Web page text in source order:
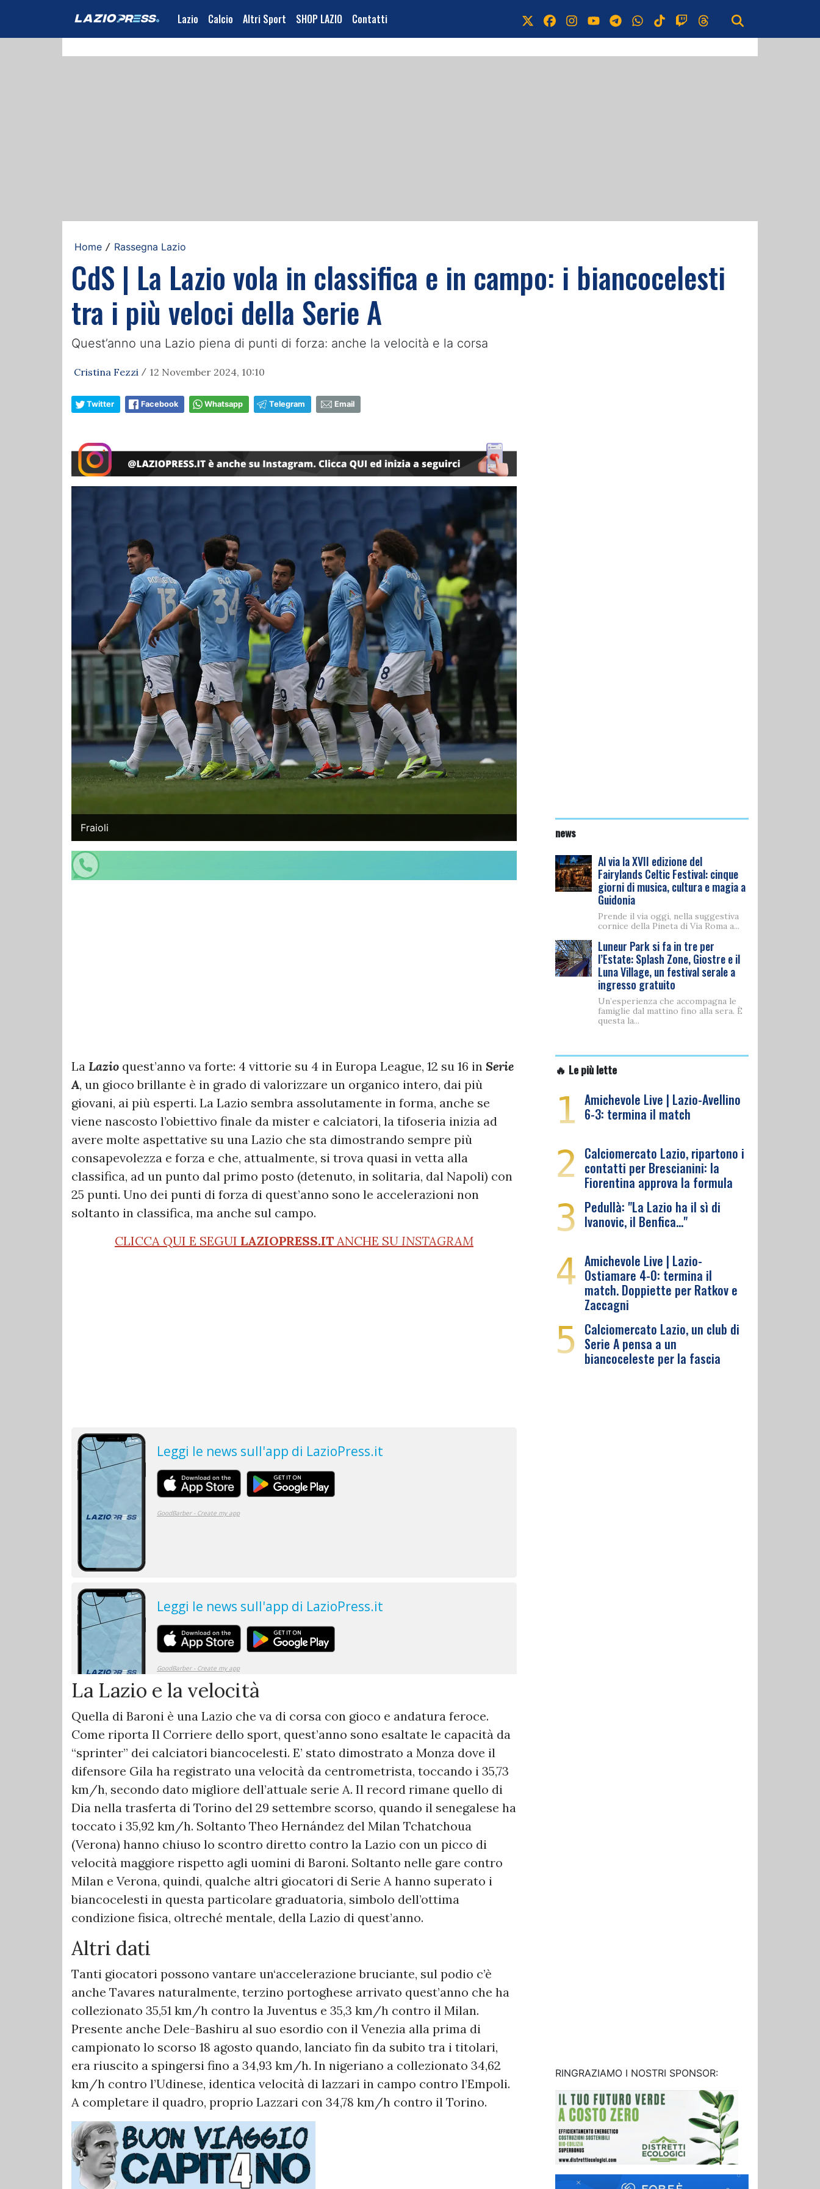
Lazio Calcio Altri Sport SHOP LAZIO Contatti
Home / Rassegna Lazio
CdS | La Lazio vola in classifica e in campo: i biancocelesti
tra i più veloci della Serie A
Quest’anno una Lazio piena di punti di forza: anche la velocità e la corsa
Cristina Fezzi / 12 November 2024, 10:10
Twitter Facebook Whatsapp Telegram Email
Fraioli
La Lazio quest’anno va forte: 4 vittorie su 4 in Europa League, 12 su 16 in Serie
A, un gioco brillante è in grado di valorizzare un organico intero, dai più
giovani, ai più esperti. La Lazio sembra assolutamente in forma, anche se
viene nascosto l’obiettivo finale da mister e calciatori, la tifoseria inizia ad
avere molte aspettative su una Lazio che sta dimostrando sempre più
consapevolezza e forza e che, attualmente, si trova quasi in vetta alla
classifica, ad un punto dal primo posto (detenuto, in solitaria, dal Napoli) con
25 punti. Uno dei punti di forza di quest’anno sono le accelerazioni non
soltanto in classifica, ma anche sul campo.
CLICCA QUI E SEGUI LAZIOPRESS.IT ANCHE SU INSTAGRAM
La Lazio e la velocità
Quella di Baroni è una Lazio che va di corsa con gioco e andatura feroce.
Come riporta Il Corriere dello sport, quest’anno sono esaltate le capacità da
“sprinter” dei calciatori biancocelesti. E’ stato dimostrato a Monza dove il
difensore Gila ha registrato una velocità da centrometrista, toccando i 35,73
km/h, secondo dato migliore dell’attuale serie A. Il record rimane quello di
Dia nella trasferta di Torino del 29 settembre scorso, quando il senegalese ha
toccato i 35,92 km/h. Soltanto Theo Hernández del Milan Tchatchoua
(Verona) hanno chiuso lo scontro diretto contro la Lazio con un picco di
velocità maggiore rispetto agli uomini di Baroni. Soltanto nelle gare contro
Milan e Verona, quindi, qualche altri giocatori di Serie A hanno superato i
biancocelesti in questa particolare graduatoria, simbolo dell’ottima
condizione fisica, oltreché mentale, della Lazio di quest’anno.
Altri dati
Tanti giocatori possono vantare un‘accelerazione bruciante, sul podio c’è
anche Tavares naturalmente, terzino portoghese arrivato quest’anno che ha
collezionato 35,51 km/h contro la Juventus e 35,3 km/h contro il Milan.
Presente anche Dele-Bashiru al suo esordio con il Venezia alla prima di
campionato lo scorso 18 agosto quando, lanciato fin da subito tra i titolari,
era riuscito a spingersi fino a 34,93 km/h. In nigeriano a collezionato 34,62
km/h contro l’Udinese, identica velocità di lazzari in campo contro l’Empoli.
A completare il quadro, proprio Lazzari con 34,78 km/h contro il Torino.
news
Al via la XVII edizione del
Fairylands Celtic Festival: cinque
giorni di musica, cultura e magia a
Guidonia
Prende il via oggi, nella suggestiva
cornice della Pineta di Via Roma a...
Luneur Park si fa in tre per
l’Estate: Splash Zone, Giostre e il
Luna Village, un festival serale a
ingresso gratuito
Un’esperienza che accompagna le
famiglie dal mattino fino alla sera. È
questa la...
🔥 Le più lette
1 Amichevole Live | Lazio-Avellino
6-3: termina il match
2 Calciomercato Lazio, ripartono i
contatti per Brescianini: la
Fiorentina approva la formula
3 Pedullà: "La Lazio ha il sì di
Ivanovic, il Benfica…"
4 Amichevole Live | Lazio-
Ostiamare 4-0: termina il
match. Doppiette per Ratkov e
Zaccagni
5 Calciomercato Lazio, un club di
Serie A pensa a un
biancoceleste per la fascia
RINGRAZIAMO I NOSTRI SPONSOR: